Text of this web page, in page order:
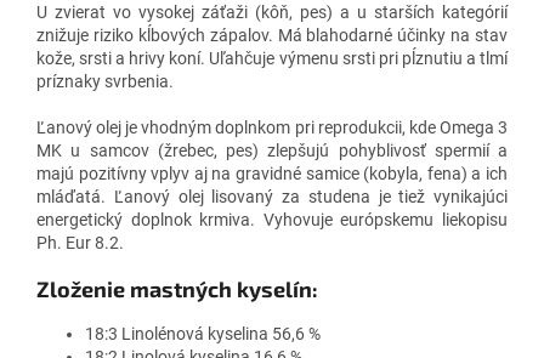
U zvierat vo vysokej záťaži (kôň, pes) a u starších kategórií
znižuje riziko kĺbových zápalov. Má blahodarné účinky na stav
kože, srsti a hrivy koní. Uľahčuje výmenu srsti pri pĺznutiu a tlmí
príznaky svrbenia.
Ľanový olej je vhodným doplnkom pri reprodukcii, kde Omega 3
MK u samcov (žrebec, pes) zlepšujú pohyblivosť spermií a
majú pozitívny vplyv aj na gravidné samice (kobyla, fena) a ich
mláďatá. Ľanový olej lisovaný za studena je tiež vynikajúci
energetický doplnok krmiva. Vyhovuje európskemu liekopisu
Ph. Eur 8.2.
Zloženie mastných kyselín:
18:3 Linolénová kyselina 56,6 %